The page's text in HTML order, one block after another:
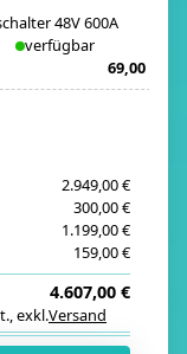
48V 600A
verfügbar
69,00 €
2.949,00 €
300,00 €
1.199,00 €
159,00 €
,exkl.Versand
4.607,00 €